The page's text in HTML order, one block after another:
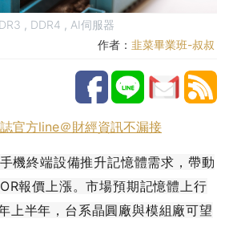
, DDR4 , AI伺服器
作者： 韭菜畢業班-叔叔
官方line＠財經資訊不漏接
機終端設備推升記憶體需求，帶動
報價上漲。市場預期記憶體上行
上半年，台系晶圓廠與模組廠可望